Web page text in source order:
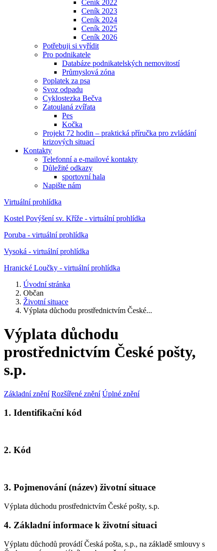
Ceník 2022
Ceník 2023
Ceník 2024
Ceník 2025
Ceník 2026
Potřebuji si vyřídit
Pro podnikatele
Databáze podnikatelských nemovitostí
Průmyslová zóna
Poplatek za psa
Svoz odpadu
Cyklostezka Bečva
Zatoulaná zvířata
Pes
Kočka
Projekt 72 hodin – praktická příručka pro zvládání
krizových situací
Kontakty
Telefonní a e-mailové kontakty
Důležité odkazy
sportovní hala
Napište nám
Virtuální prohlídka
Kostel Povýšení sv. Kříže - virtuální prohlídka
Poruba - virtuální prohlídka
Vysoká - virtuální prohlídka
Hranické Loučky - virtuální prohlídka
Úvodní stránka
Občan
Životní situace
Výplata důchodu prostřednictvím České...
Výplata důchodu
prostřednictvím České pošty,
s.p.
Základní znění Rozšířené znění Úplné znění
1. Identifikační kód
2. Kód
3. Pojmenování (název) životní situace
Výplata důchodu prostřednictvím České pošty, s.p.
4. Základní informace k životní situaci
Výplatu důchodů provádí Česká pošta, s.p., na základě smlouvy s